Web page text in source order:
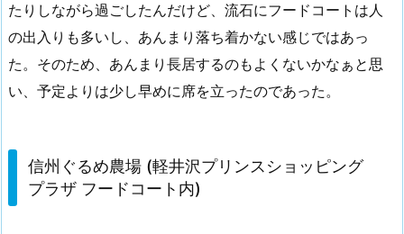
たりしながら過ごしたんだけど、流石にフードコートは人
の出入りも多いし、あんまり落ち着かない感じではあっ
た。そのため、あんまり長居するのもよくないかなぁと思
い、予定よりは少し早めに席を立ったのであった。
信州ぐるめ農場 (軽井沢プリンスショッピング
プラザ フードコート内)